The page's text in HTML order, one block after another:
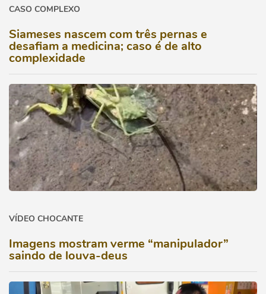
CASO COMPLEXO
Siameses nascem com três pernas e
desafiam a medicina; caso é de alto
complexidade
VÍDEO CHOCANTE
Imagens mostram verme “manipulador”
saindo de louva-deus